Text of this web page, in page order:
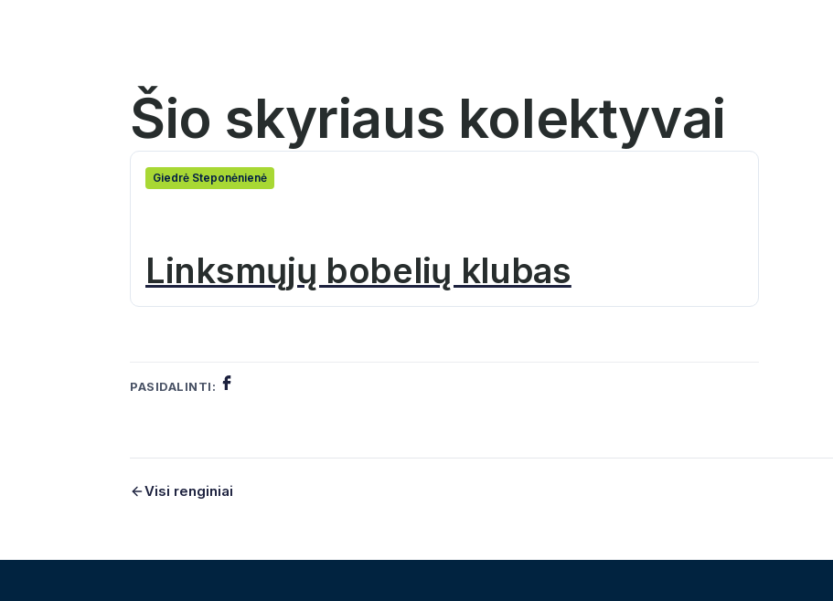
Šio skyriaus kolektyvai
Giedrė Steponėnienė
Linksmųjų bobelių klubas
PASIDALINTI:
Visi renginiai